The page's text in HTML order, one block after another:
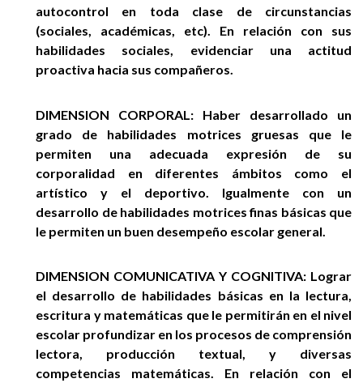
autocontrol en toda clase de circunstancias
(sociales, académicas, etc). En relación con sus
habilidades sociales, evidenciar una actitud
proactiva hacia sus compañeros.
DIMENSION CORPORAL: Haber desarrollado un
grado de habilidades motrices gruesas que le
permiten una adecuada expresión de su
corporalidad en diferentes ámbitos como el
artístico y el deportivo. Igualmente con un
desarrollo de habilidades motrices finas básicas que
le permiten un buen desempeño escolar general.
DIMENSION COMUNICATIVA Y COGNITIVA: Lograr
el desarrollo de habilidades básicas en la lectura,
escritura y matemáticas que le permitirán en el nivel
escolar profundizar en los procesos de comprensión
lectora, producción textual, y diversas
competencias matemáticas. En relación con el